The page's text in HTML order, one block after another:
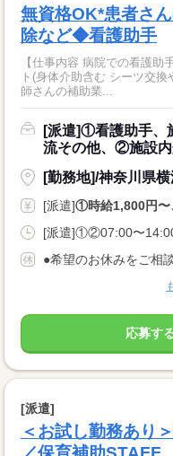
無資格OK*患者さ
除など◆看護助手
【仕事内容 病院での看護
ト(身体介助含む シーツ交
師さんの補助業...
[派遣]①看護助手、
流その他、②施設
[勤務地]/神奈川県
[派遣]①時給1,800円
[派遣]①②07:00〜
応募す
[派遣]
＜お試し勤務あり